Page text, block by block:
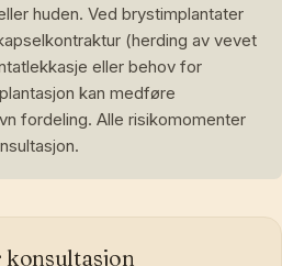
huden. Ved brystimplantater
(herding av vevet
eller behov for
kan medføre
fordeling. Alle risikomomenter